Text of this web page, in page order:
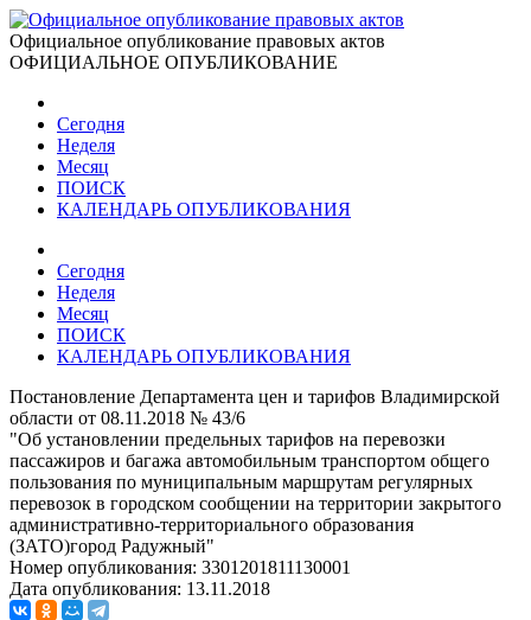
Официальное опубликование правовых актов
ОФИЦИАЛЬНОЕ ОПУБЛИКОВАНИЕ
Сегодня
Неделя
Месяц
ПОИСК
КАЛЕНДАРЬ ОПУБЛИКОВАНИЯ
Сегодня
Неделя
Месяц
ПОИСК
КАЛЕНДАРЬ ОПУБЛИКОВАНИЯ
Постановление Департамента цен и тарифов Владимирской
области от 08.11.2018 № 43/6
"Об установлении предельных тарифов на перевозки
пассажиров и багажа автомобильным транспортом общего
пользования по муниципальным маршрутам регулярных
перевозок в городском сообщении на территории закрытого
административно-территориального образования
(ЗАТО)город Радужный"
Номер опубликования: 3301201811130001
Дата опубликования: 13.11.2018